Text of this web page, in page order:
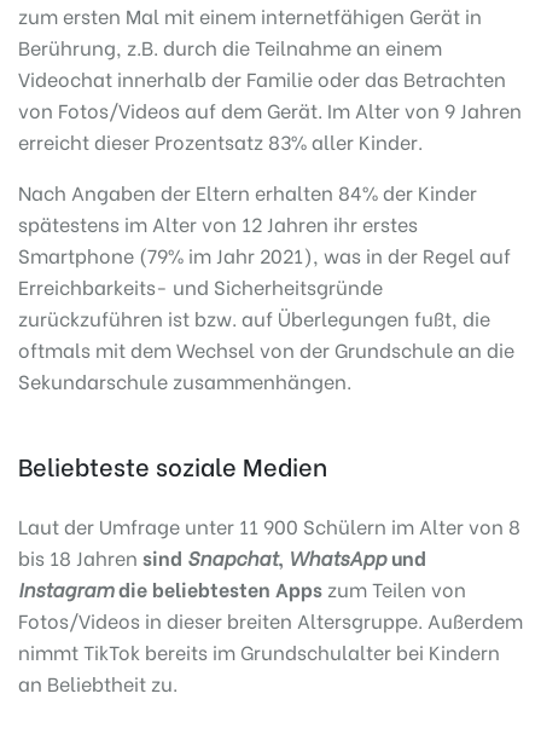
zum ersten Mal mit einem internetfähigen Gerät in
Berührung, z.B. durch die Teilnahme an einem
Videochat innerhalb der Familie oder das Betrachten
von Fotos/Videos auf dem Gerät. Im Alter von 9 Jahren
erreicht dieser Prozentsatz 83% aller Kinder.
Nach Angaben der Eltern erhalten 84% der Kinder
spätestens im Alter von 12 Jahren ihr erstes
Smartphone (79% im Jahr 2021), was in der Regel auf
Erreichbarkeits- und Sicherheitsgründe
zurückzuführen ist bzw. auf Überlegungen fußt, die
oftmals mit dem Wechsel von der Grundschule an die
Sekundarschule zusammenhängen.
Beliebteste soziale Medien
Laut der Umfrage unter 11 900 Schülern im Alter von 8
bis 18 Jahren sind Snapchat, WhatsAppund
Instagramdie beliebtesten Apps zum Teilen von
Fotos/Videos in dieser breiten Altersgruppe. Außerdem
nimmt TikTok bereits im Grundschulalter bei Kindern
an Beliebtheit zu.